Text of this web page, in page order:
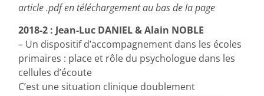
article .pdf en téléchargement au bas de la page
2018-2 : Jean-Luc DANIEL & Alain NOBLE
– Un dispositif d’accompagnement dans les écoles
primaires : place et rôle du psychologue dans les
cellules d’écoute
C’est une situation clinique doublement